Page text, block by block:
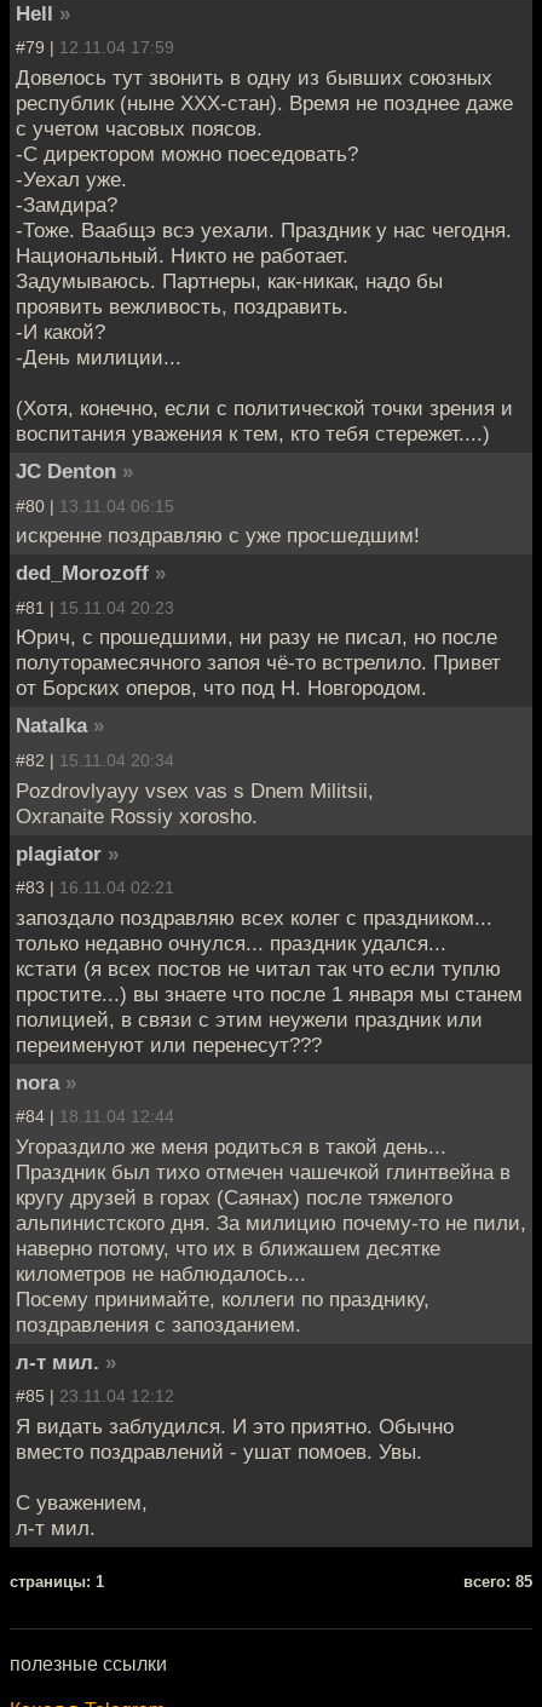
Hell »
#79 | 12.11.04 17:59
Довелось тут звонить в одну из бывших союзных
республик (ныне ХХХ-стан). Время не позднее даже
с учетом часовых поясов.
-С директором можно поеседовать?
-Уехал уже.
-Замдира?
-Тоже. Ваабщэ всэ уехали. Праздник у нас чегодня.
Национальный. Никто не работает.
Задумываюсь. Партнеры, как-никак, надо бы
проявить вежливость, поздравить.
-И какой?
-День милиции...
(Хотя, конечно, если с политической точки зрения и
воспитания уважения к тем, кто тебя стережет....)
JC Denton »
#80 | 13.11.04 06:15
искренне поздравляю с уже просшедшим!
ded_Morozoff »
#81 | 15.11.04 20:23
Юрич, с прошедшими, ни разу не писал, но после
полуторамесячного запоя чё-то встрелило. Привет
от Борских оперов, что под Н. Новгородом.
Natalka »
#82 | 15.11.04 20:34
Pozdrovlyayy vsex vas s Dnem Militsii,
Oxranaite Rossiy xorosho.
plagiator »
#83 | 16.11.04 02:21
запоздало поздравляю всех колег с праздником...
только недавно очнулся... праздник удался...
кстати (я всех постов не читал так что если туплю
простите...) вы знаете что после 1 января мы станем
полицией, в связи с этим неужели праздник или
переименуют или перенесут???
nora »
#84 | 18.11.04 12:44
Угораздило же меня родиться в такой день...
Праздник был тихо отмечен чашечкой глинтвейна в
кругу друзей в горах (Саянах) после тяжелого
альпинистского дня. За милицию почему-то не пили,
наверно потому, что их в ближашем десятке
километров не наблюдалось...
Посему принимайте, коллеги по празднику,
поздравления с запозданием.
л-т мил. »
#85 | 23.11.04 12:12
Я видать заблудился. И это приятно. Обычно
вместо поздравлений - ушат помоев. Увы.
С уважением,
л-т мил.
cтраницы: 1 всего: 85
полезные ссылки